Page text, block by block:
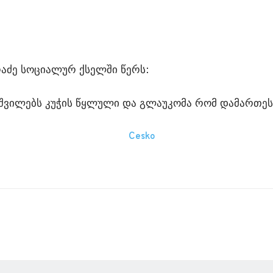
სოციალურ ქსელში წერს:
კუჭის წყლული და გლაუკომა რომ